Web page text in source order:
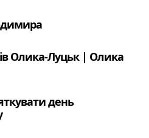
Олика-Луцьк | Олика
день